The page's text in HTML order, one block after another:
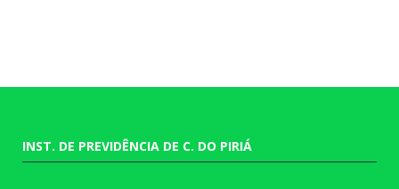
INST. DE PREVIDÊNCIA DE C. DO PIRIÁ